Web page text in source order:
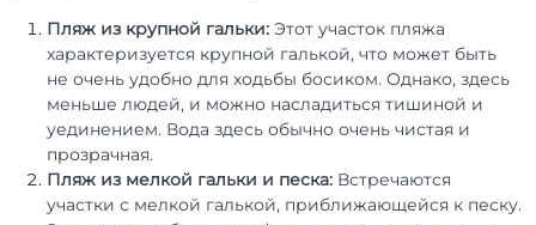
Пляж из крупной гальки: Этот участок пляжа
характеризуется крупной галькой, что может быть
не очень удобно для ходьбы босиком. Однако, здесь
меньше людей, и можно насладиться тишиной и
уединением. Вода здесь обычно очень чистая и
прозрачная.
Пляж из мелкой гальки и песка: Встречаются
участки с мелкой галькой, приближающейся к песку.